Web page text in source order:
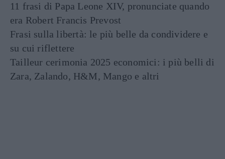
11 frasi di Papa Leone XIV, pronunciate quando
era Robert Francis Prevost
Frasi sulla libertà: le più belle da condividere e
su cui riflettere
Tailleur cerimonia 2025 economici: i più belli di
Zara, Zalando, H&M, Mango e altri